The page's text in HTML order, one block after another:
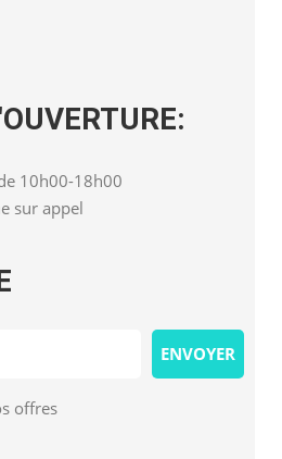
10h00-18h00
sur appel
offres